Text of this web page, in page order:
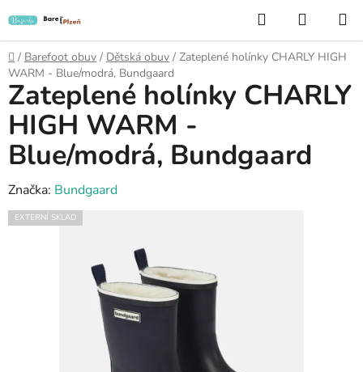
na
obsah
Hledat
KOŠÍK
Domů
/ Barefoot obuv / Dětská obuv / Zateplené holínky CHARLY HIGH
WARM - Blue/modrá, Bundgaard
Zateplené holínky CHARLY
HIGH WARM -
Blue/modrá, Bundgaard
Značka: Bundgaard
EXTERNÍ SKLAD